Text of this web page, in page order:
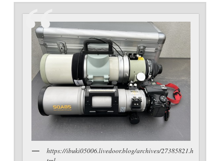
https://ibuki05006.livedoor.blog/archives/27385821.h